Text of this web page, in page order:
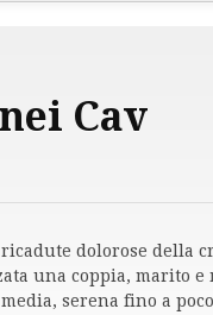
Cav
ricadute dolorose della
una coppia, marito e
serena fino a